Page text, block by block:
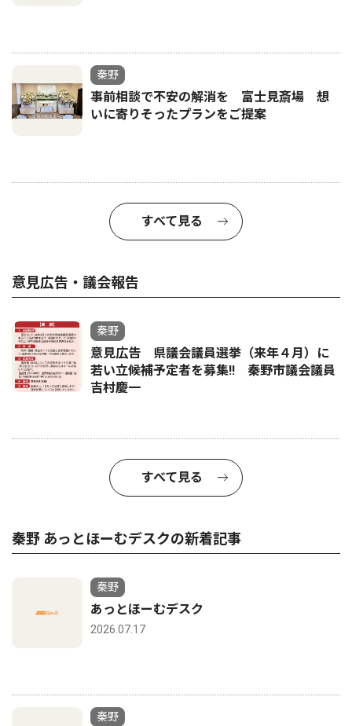
秦野
事前相談で不安の解消を 富士見斎場 想
いに寄りそったプランをご提案
すべて見る
意見広告・議会報告
秦野
意見広告 県議会議員選挙（来年４月）に
若い立候補予定者を募集‼ 秦野市議会議員
吉村慶一
すべて見る
秦野 あっとほーむデスクの新着記事
秦野
あっとほーむデスク
2026.07.17
秦野